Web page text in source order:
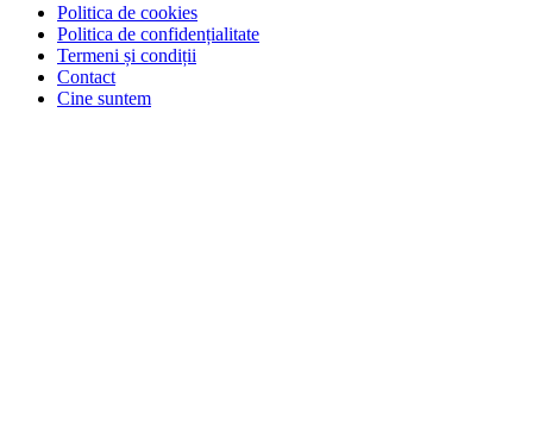
Politica de cookies
Politica de confidențialitate
Termeni și condiții
Contact
Cine suntem